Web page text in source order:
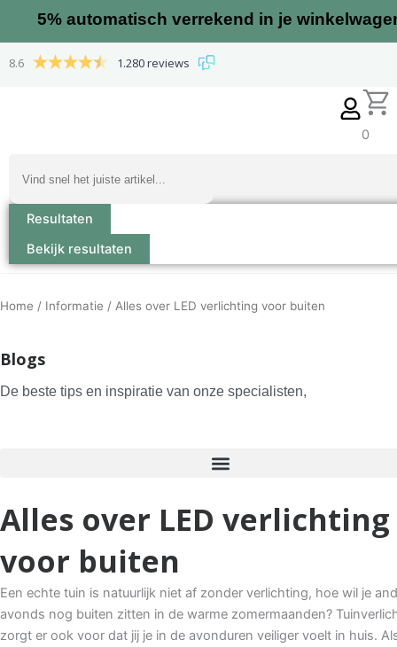
inhoud
5% automatisch verrekend in je
8.6 1.280 reviews
Resultaten
Bekijk resultaten
0
Home / Informatie / Alles over LED verlichting voor buiten
Blogs
De beste tips en inspiratie van onze specialisten,
Alles over LED verlichting
voor buiten
Een echte tuin is natuurlijk niet af zonder verlichting, hoe wil je
avonds nog buiten zitten in de warme zomermaanden?
zorgt er ook voor dat jij je in de avonduren veiliger voelt in huis.